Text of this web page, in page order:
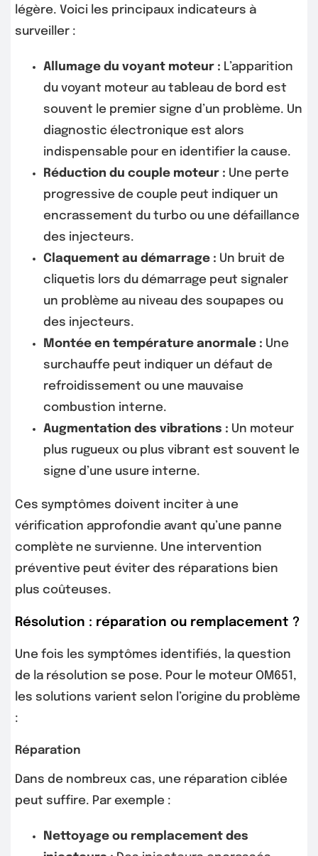
légère. Voici les principaux indicateurs à
surveiller :
Allumage du voyant moteur : L’apparition
du voyant moteur au tableau de bord est
souvent le premier signe d’un problème. Un
diagnostic électronique est alors
indispensable pour en identifier la cause.
Réduction du couple moteur : Une perte
progressive de couple peut indiquer un
encrassement du turbo ou une défaillance
des injecteurs.
Claquement au démarrage : Un bruit de
cliquetis lors du démarrage peut signaler
un problème au niveau des soupapes ou
des injecteurs.
Montée en température anormale : Une
surchauffe peut indiquer un défaut de
refroidissement ou une mauvaise
combustion interne.
Augmentation des vibrations : Un moteur
plus rugueux ou plus vibrant est souvent le
signe d’une usure interne.
Ces symptômes doivent inciter à une
vérification approfondie avant qu’une panne
complète ne survienne. Une intervention
préventive peut éviter des réparations bien
plus coûteuses.
Résolution : réparation ou remplacement ?
Une fois les symptômes identifiés, la question
de la résolution se pose. Pour le moteur OM651,
les solutions varient selon l’origine du problème
:
Réparation
Dans de nombreux cas, une réparation ciblée
peut suffire. Par exemple :
Nettoyage ou remplacement des